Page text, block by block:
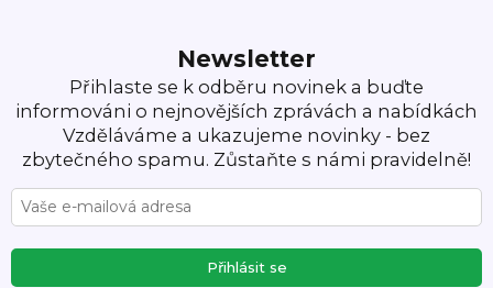
Newsletter
Přihlaste se k odběru novinek a buďte
informováni o nejnovějších zprávách a nabídkách
Vzděláváme a ukazujeme novinky - bez
zbytečného spamu. Zůstaňte s námi pravidelně!